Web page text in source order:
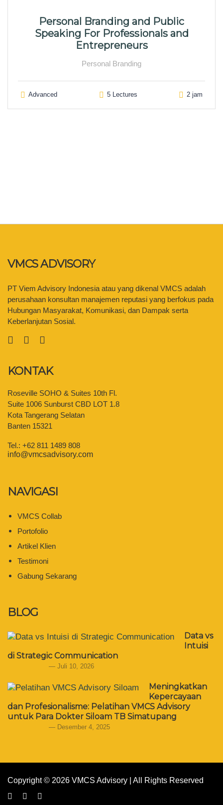
Personal Branding and Public
Speaking For Professionals and
Entrepreneurs
Personal Branding
Advanced 5 Lectures 2 jam
VMCS ADVISORY
PT Viem Advisory Indonesia atau yang dikenal VMCS adalah
perusahaan konsultan manajemen reputasi yang berfokus pada
Hubungan Masyarakat, Komunikasi, dan Dampak serta
Keberlanjutan Sosial.
KONTAK
Roseville SOHO & Suites 10th Fl.
Suite 1006 Sunburst CBD LOT 1.8
Kota Tangerang Selatan
Banten 15321
Tel.: +62 811 1489 808
info@vmcsadvisory.com
NAVIGASI
VMCS Collab
Portofolio
Artikel Klien
Testimoni
Gabung Sekarang
BLOG
Data vs
Intuisi
di Strategic Communication
Juli 10, 2026
Meningkatkan
Kepercayaan
dan Profesionalisme: Pelatihan VMCS Advisory
untuk Para Dokter Siloam TB Simatupang
Desember 4, 2025
Copyright © 2026 VMCS Advisory | All Rights Reserved